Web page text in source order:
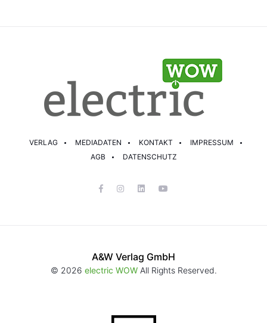
VERLAG MEDIADATEN KONTAKT
IMPRESSUM
AGB
DATENSCHUTZ
A&W Verlag GmbH
© 2026 electric WOWAll Rights Reserved.